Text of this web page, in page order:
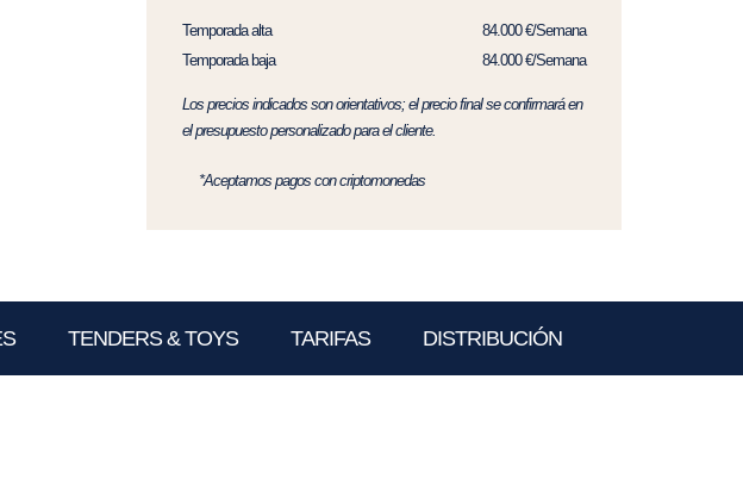
Temporada alta
84.000 €/Semana
Temporada baja
84.000 €/Semana
Los precios indicados son orientativos; el precio final se confirmará en
el presupuesto personalizado para el cliente.
*Aceptamos pagos con criptomonedas
TENDERS & TOYS TARIFAS DISTRIBUCIÓN